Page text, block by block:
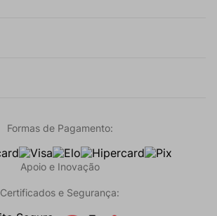
Formas de Pagamento:
Apoio e Inovação
Certificados e Segurança: